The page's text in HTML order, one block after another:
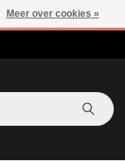
Meer over cookies »